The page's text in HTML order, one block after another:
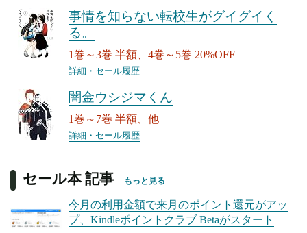
事情を知らない転校生がグイグイく
る。
1巻～3巻 半額、4巻～5巻 20%OFF
詳細・セール履歴
闇金ウシジマくん
1巻～7巻 半額、他
詳細・セール履歴
セール本 記事 もっと見る
今月の利用金額で来月のポイント還元がアッ
プ、Kindleポイントクラブ Betaがスタート